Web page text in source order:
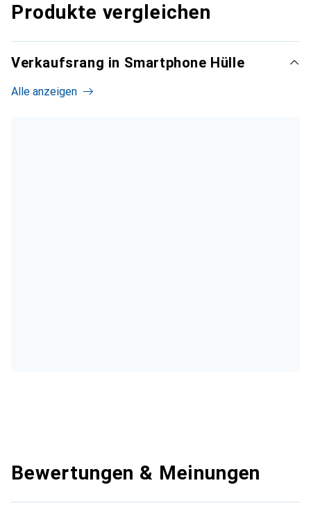
Produkte vergleichen
Verkaufsrang in Smartphone Hülle
Alle anzeigen
Bewertungen & Meinungen